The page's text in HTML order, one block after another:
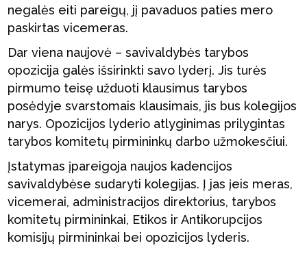
negalės eiti pareigų, jį pavaduos paties mero
paskirtas vicemeras.
Dar viena naujovė – savivaldybės tarybos
opozicija galės išsirinkti savo lyderį. Jis turės
pirmumo teisę užduoti klausimus tarybos
posėdyje svarstomais klausimais, jis bus kolegijos
narys. Opozicijos lyderio atlyginimas prilygintas
tarybos komitetų pirmininkų darbo užmokesčiui.
Įstatymas įpareigoja naujos kadencijos
savivaldybėse sudaryti kolegijas. Į jas įeis meras,
vicemerai, administracijos direktorius, tarybos
komitetų pirmininkai, Etikos ir Antikorupcijos
komisijų pirmininkai bei opozicijos lyderis.